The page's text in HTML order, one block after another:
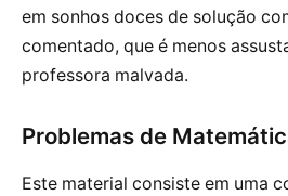
em sonhos doces de solução
comentado, que é menos
professora malvada.
Problemas de
Este material consiste em uma